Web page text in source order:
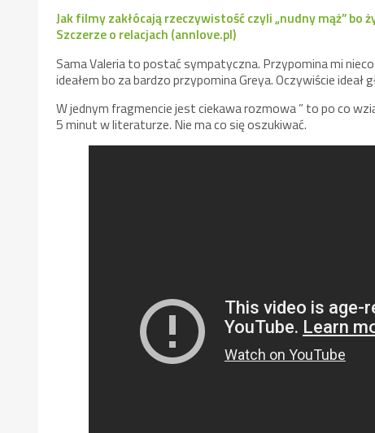
Jak filmy zakłócają rzeczywistość czyli „nudny mąż” bo
Szczerze o relacjach (annlove.pl)
Sama Valeria to postać sympatyczna. Przypomina mi
ideałem bo za bardzo przypomina Greya. Oczywiście
W jednym fragmencie jest ciekawa rozmowa ” to po co
5 minut w literaturze. Nie ma co się oszukiwać.